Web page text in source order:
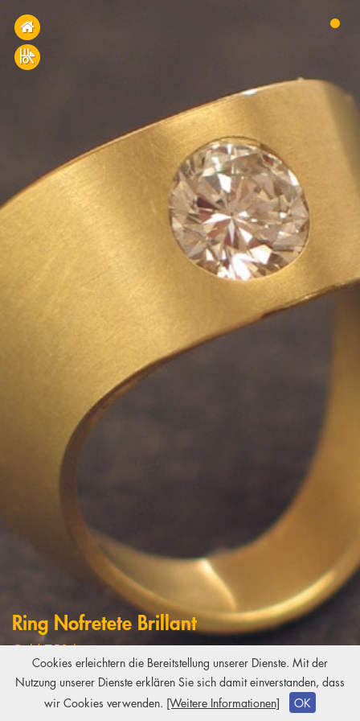
Cookies erleichtern die Bereitstellung unserer Dienste. Mit der
Nutzung unserer Dienste erklären Sie sich damit einverstanden, dass
wir Cookies verwenden. [Weitere Informationen] OK
Ring Nofretete Brillant
Gold 750/-
Brillant 1ct
Copyright 2026 Kiki Brodmerkel